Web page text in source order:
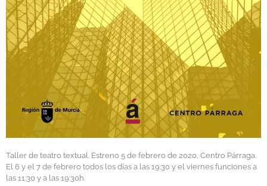
Taller de teatro textual. Estreno 5 de febrero de 2020, Centro Párraga.
El 6 y el 7 de febrero todos los días a las 19:30 y el viernes funciones a
las 11:30 y a las 19:30h.